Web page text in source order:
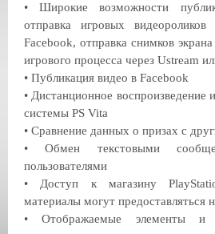
•
Широкие возможности
отправка игровых
Facebook, отправка снимков
игрового процесса через Ustream
• Публикация видео в Facebook
• Дистанционное воспроизведение
системы PS Vita
• Сравнение данных о призах с
•
Обмен текстовыми
пользователями
•
Доступ к магазину
материалы могут предоставляться
•
Отображаемые элементы